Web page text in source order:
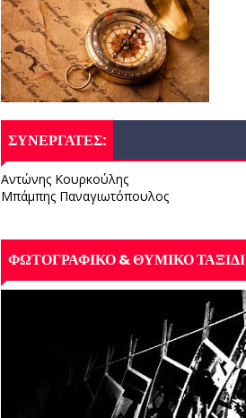
ΣΥΝΕΡΓΑΤΕΣ:
Αντώνης Κουρκούλης
Μπάμπης Παναγιωτόπουλος
ΦΩΤΟΓΡΑΦΙΚΟ & ΘΥΜΙΚΟ ΤΑΞΙΔΙ